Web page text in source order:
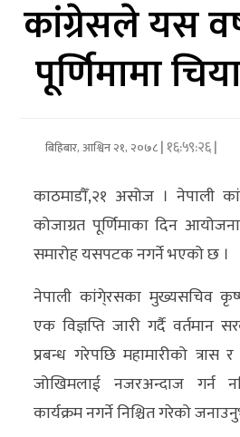
पत्रिका
सम्पादकीय
अन्तर्राष्ट्रिय
अर्थ/
वाणिज्य
मनाेरञ्जन
विज्ञान
प्रविधि
अन्तरर्वार्ता
विचार/
कांग्रेसले यस
पूर्णिमामा
बिहिबार, आश्विन २१, २०७८| १६:५९:२६ |
काठमाडौँ,२१ असोज । नेपाली
कोजाग्रत पूर्णिमाका दिन
समारोह यसपटक नगर्ने भएको छ ।
नेपाली कांगे्रसका मुख्यसचिव
एक विज्ञप्ति जारी गर्दै वर्तमान
प्रबन्ध गरेपछि महामारीको
जोखिमलाई नजरअन्दाज गर्न
कार्यक्रम नगर्ने निश्चित गरेको